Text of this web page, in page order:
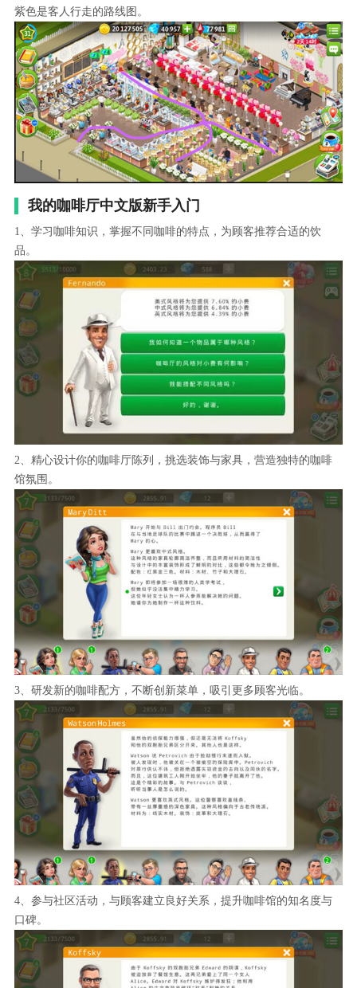
紫色是客人行走的路线图。
我的咖啡厅中文版新手入门
1、学习咖啡知识，掌握不同咖啡的特点，为顾客推荐合适的饮
品。
2、精心设计你的咖啡厅陈列，挑选装饰与家具，营造独特的咖啡
馆氛围。
3、研发新的咖啡配方，不断创新菜单，吸引更多顾客光临。
4、参与社区活动，与顾客建立良好关系，提升咖啡馆的知名度与
口碑。